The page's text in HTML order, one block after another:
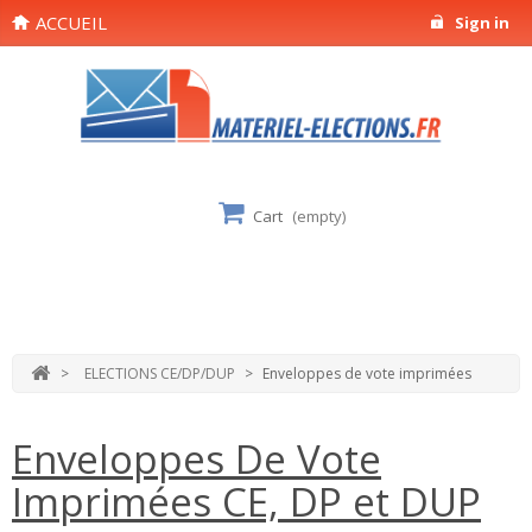
Sign in
ACCUEIL
Cart (empty)
> ELECTIONS CE/DP/DUP > Enveloppes de vote imprimées
Enveloppes De Vote
Imprimées CE, DP et DUP